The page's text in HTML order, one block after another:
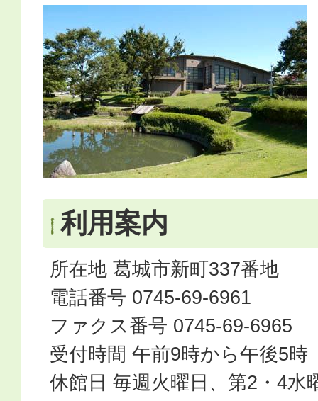
利用案内
所在地 葛城市新町337番地
電話番号 0745-69-6961
ファクス番号 0745-69-6965
受付時間 午前9時から午後5時
休館日 毎週火曜日、第2・4水